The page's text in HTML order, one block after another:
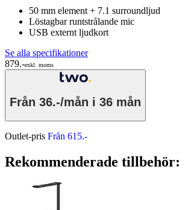
50 mm element + 7.1 surroundljud
Löstagbar runtstrålande mic
USB externt ljudkort
Se alla specifikationer
879.-exkl. moms
Från 36.-/mån i 36 mån
Outlet-pris Från 615.-
Rekommenderade tillbehör: